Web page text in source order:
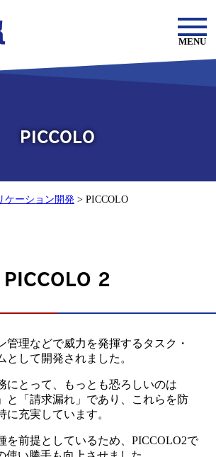
MENU
PICCOLO
ケーション開発 > PICCOLO
PICCOLO 2
管理などで威力を発揮するタスク・
として開発されました。
にとって、もっとも恐ろしいのは
と「請求漏れ」であり、これらを防
に充実しています。
を前提としているため、PICCOLO2で